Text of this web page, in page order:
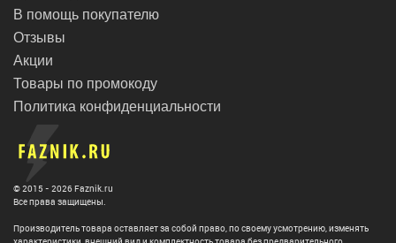
В помощь покупателю
Отзывы
Акции
Товары по промокоду
Политика конфиденциальности
© 2015 - 2026 Faznik.ru
Все права защищены.
Производитель товара оставляет за собой право, по своему усмотрению, изменять